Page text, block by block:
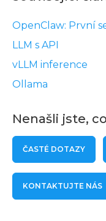
OpenClaw: První
LLM s API
vLLM inference
Ollama
Nenašli jste,
ČASTÉ DOTAZY
KONTAKTUJTE NÁS